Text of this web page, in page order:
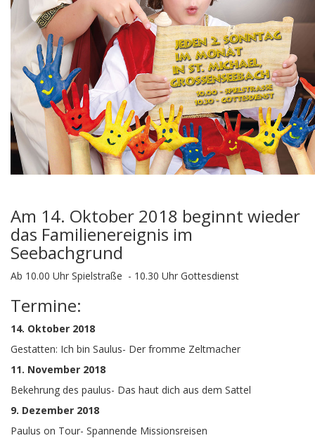
Am 14. Oktober 2018 beginnt wieder
das Familienereignis im
Seebachgrund
Ab 10.00 Uhr Spielstraße - 10.30 Uhr Gottesdienst
Termine:
14. Oktober 2018
Gestatten: Ich bin Saulus- Der fromme Zeltmacher
11. November 2018
Bekehrung des paulus- Das haut dich aus dem Sattel
9. Dezember 2018
Paulus on Tour- Spannende Missionsreisen